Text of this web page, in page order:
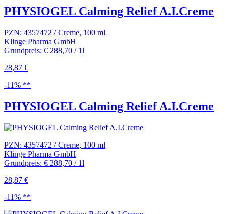
PHYSIOGEL Calming Relief A.I.Creme
PZN: 4357472 / Creme, 100 ml
Klinge Pharma GmbH
Grundpreis: € 288,70 / 1l
28,87 €
-11% **
PHYSIOGEL Calming Relief A.I.Creme
PZN: 4357472 / Creme, 100 ml
Klinge Pharma GmbH
Grundpreis: € 288,70 / 1l
28,87 €
-11% **